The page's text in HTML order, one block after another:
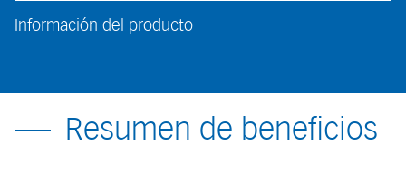
Información del producto
Resumen de beneficios